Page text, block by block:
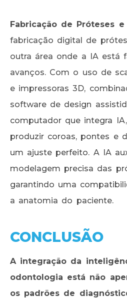
Fabricação de Próteses e
fabricação digital de
outra área onde a IA está
avanços. Com o uso de
e impressoras 3D,
software de design
computador que integra
produzir coroas, pontes e
um ajuste perfeito. A IA
modelagem precisa das
garantindo uma
a anatomia do paciente.
CONCLUSÃO
A integração da
odontologia está não
os padrões de